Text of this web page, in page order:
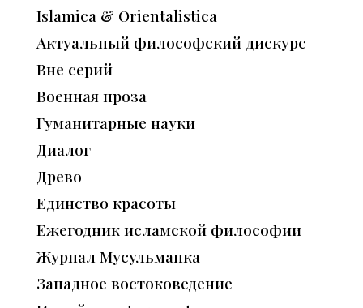
Islamica & Orientalistica
Актуальный философский дискурс
Вне серий
Военная проза
Гуманитарные науки
Диалог
Древо
Единство красоты
Ежегодник исламской философии
Журнал Мусульманка
Западное востоковедение